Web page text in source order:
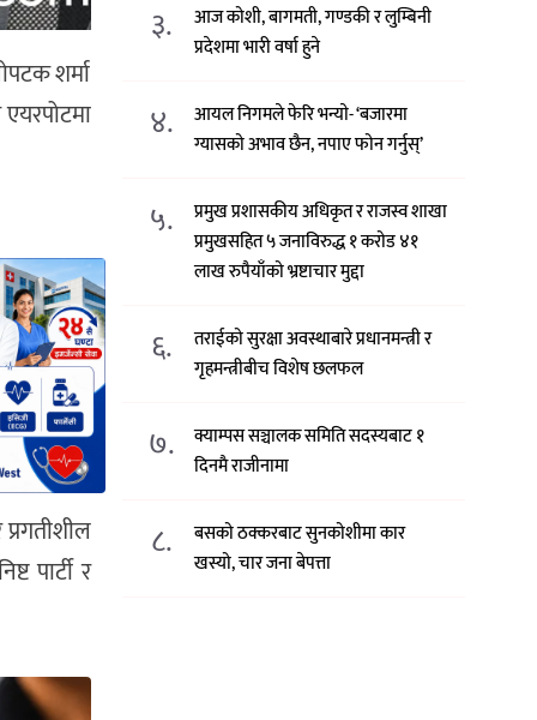
शर्मा
पार्टी र
३.
आज कोशी, बागमती, गण्डकी र लुम्बिनी
प्रदेशमा भारी वर्षा हुने
४.
आयल निगमले फेरि भन्याे- ‘बजारमा
ग्यासको अभाव छैन, नपाए फोन गर्नुस्’
५.
प्रमुख प्रशासकीय अधिकृत र राजस्व शाखा
प्रमुखसहित ५ जनाविरुद्ध १ करोड ४१
लाख रुपैयाँको भ्रष्टाचार मुद्दा
६.
तराईको सुरक्षा अवस्थाबारे प्रधानमन्त्री र
गृहमन्त्रीबीच विशेष छलफल
७.
क्याम्पस सञ्चालक समिति सदस्यबाट १
दिनमै राजीनामा
८.
बसको ठक्करबाट सुनकोशीमा कार
खस्यो, चार जना बेपत्ता